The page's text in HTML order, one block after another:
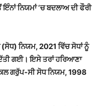
ਨਿਯਮਾਂ ‘ਚ ਬਦਲਾਅ ਦੀ ਫੌਰੀ
ਨਿਯਮ, 2021 ਵਿੱਚ ਸੋਧਾਂ ਨੂੰ
ਗਈ। ਇਸੇ ਤਰਾਂ ਹਰਿਆਣਾ
ਗਰੁੱਪ-ਸੀ ਸੋਧ ਨਿਯਮ, 1998